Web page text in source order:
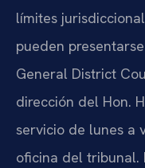
límites
pueden
General District
dirección del Hon.
servicio de lunes a
oficina del tribunal.